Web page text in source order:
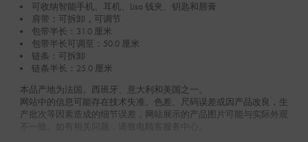
可收纳智能手机、耳机、Lisa 钱夹、钥匙和唇膏
肩带：可拆卸，可调节
包带半长：31.0 厘米
包带半长可调至：50.0 厘米
链条：可拆卸
链条半长：25.0 厘米
本品产地为法国、西班牙、意大利和美国之一。
网站中的信息可能存在技术失准、色差、尺码误差或因产品改良，生
产批次等因素造成的细节误差，网站展示的产品图片可能与实际外观
不一致。如有相关问题，请致电顾客服务中心。